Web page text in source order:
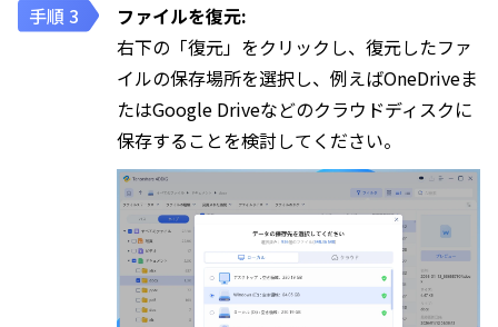
ファイルを復元:
右下の「復元」をクリックし、復元したファ
イルの保存場所を選択し、例えばOneDriveま
たはGoogle Driveなどのクラウドディスクに
保存することを検討してください。